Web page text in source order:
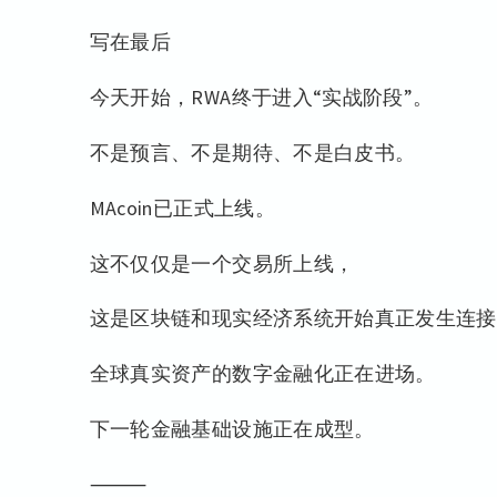
写在最后
今天开始，RWA终于进入“实战阶段”。
不是预言、不是期待、不是白皮书。
MAcoin已正式上线。
这不仅仅是一个交易所上线，
这是区块链和现实经济系统开始真正发生连
全球真实资产的数字金融化正在进场。
下一轮金融基础设施正在成型。
⸻